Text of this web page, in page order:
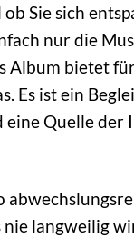
Sie sich
nur die
Album bietet
Es ist ein
eine Quelle der
nie langweilig